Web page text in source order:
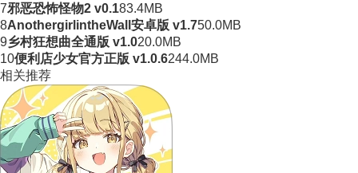
7邪恶恐怖怪物2 v0.183.4MB
8AnothergirlintheWall安卓版 v1.750.0MB
9乡村狂想曲全通版 v1.020.0MB
10便利店少女官方正版 v1.0.6244.0MB
相关推荐